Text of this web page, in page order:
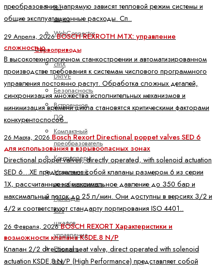
IoT
шлюз
WebConnector
Сервоприводы
ctrlX
DRIVE
Безопасность
Встроенное
ПО
Компактный
преобразователь
Контроллеры
Модульный
преобразователь
Приводы
без
шкафов
управления
Показать
все
преобразования напрямую зависят тепловой режим системы и
общие эксплуатационные расходы. Сп..
29 Апреля, 2026BOSCH REXROTH MTX: управление
сложностью
В высокотехнологичном станкостроении и автоматизированном
производстве требования к системам числового программного
управления постоянно растут. Обработка сложных деталей,
синхронизация множества исполнительных механизмов и
минимизация времени цикла становятся критическими факторами
конкурентоспособ..
26 Марта, 2026 Bosch Rexort Directional poppet valves SED 6
для использования в взрывоопасных зонах
Directional poppet valves, directly operated, with solenoid actuation
SED 6…XE представляют собой клапаны размером 6 из серии
1X, рассчитанные на максимальное давление до 350 бар и
максимальный поток до 25 л/мин. Они доступны в версиях 3/2 и
4/2 и соответствуют стандарту портирования ISO 4401..
26 Февраля, 2026BOSCH REXORT Характеристики и
возможности клапана KSDE.8 N/P
Клапан 2/2 directional seat valve, direct operated with solenoid
actuation KSDE.8 N/P (High Performance) представляет собой